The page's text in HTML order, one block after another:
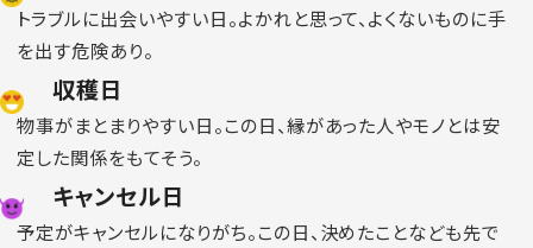
トラブルに出会いやすい日。よかれと思って、よくないものに手
を出す危険あり。
収穫日
物事がまとまりやすい日。この日、縁があった人やモノとは安
定した関係をもてそう。
キャンセル日
予定がキャンセルになりがち。この日、決めたことなども先で